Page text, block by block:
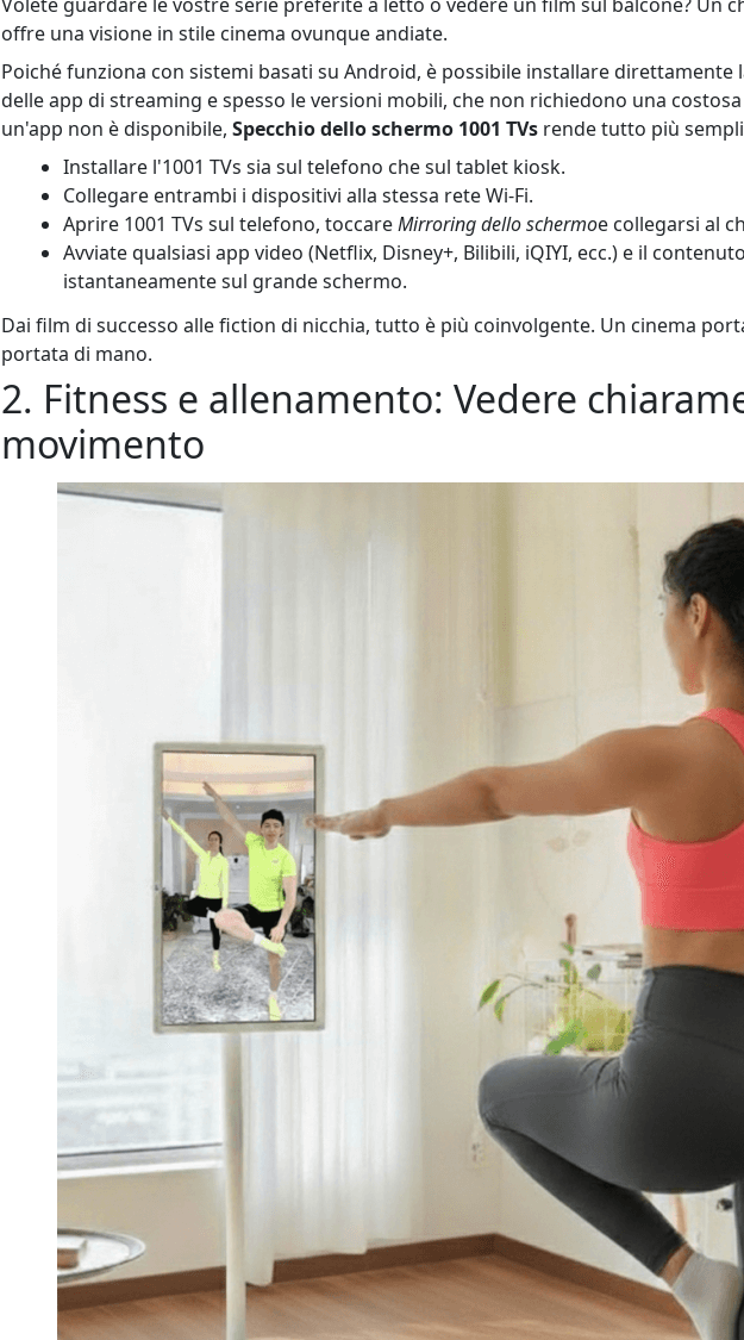
offre una visione in stile cinema ovunque andiate.
Poiché funziona con sistemi basati su Android, è possibile installare direttamente
delle app di streaming e spesso le versioni mobili, che non richiedono una costosa
un'app non è disponibile, Specchio dello schermo 1001 TVs rende tutto più
Installare l'1001 TVs sia sul telefono che sul tablet kiosk.
Collegare entrambi i dispositivi alla stessa rete Wi-Fi.
Aprire 1001 TVs sul telefono, toccareMirroring dello schermoe collegarsi al
Avviate qualsiasi app video (Netflix, Disney+, Bilibili, iQIYI, ecc.) e il
istantaneamente sul grande schermo.
Dai film di successo alle fiction di nicchia, tutto è più coinvolgente. Un cinema
portata di mano.
2. Fitness e allenamento: Vedere
movimento